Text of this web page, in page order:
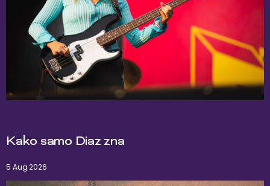
Kako samo Diaz zna
5 Aug 2026